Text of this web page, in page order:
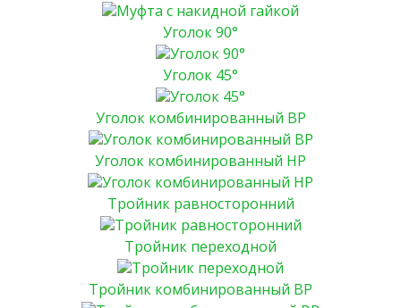
Уголок 90°
Уголок 45°
Уголок комбинированный ВР
Уголок комбинированный НР
Тройник равносторонний
Тройник переходной
Тройник комбинированный ВР